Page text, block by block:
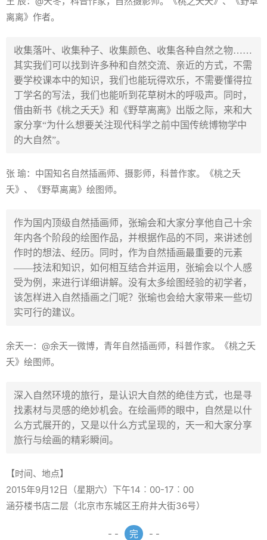
离离》作者。
收集落叶、收集种子、收集颜色、收集各种自然之物……
其实我们可以找到许多种和自然交流、亲近的方式，不需
要学校课本中的知识，我们也能玩得欢乐，不需要懂得拉
丁学名的写法，我们也能听到花草树木的呼吸声。同时，
借由新书《桃之夭夭》和《野草离离》出版之际，来和大
家分享“为什么想要关注现代科学之前中国传统博物学中
的大自然”。
张 瑜：中国知名自然插画师、摄影师，科普作家。《桃之夭
夭》、《野草离离》绘图师。
作为国内顶级自然插画师，张瑜会和大家分享他自己十余
年内各个阶段的绘图作品，并根据作品的不同，来讲述创
作时的想法、经历。同时，作为自然插画最重要的元素
——技法和知识，如何相互结合并运用，张瑜会以个人感
受为例，来进行详细讲解。没有太多绘图经验的初学者，
该怎样进入自然插画之门呢？张瑜也会给大家带来一些切
实可行的建议。
余天一：@余天一微博，青年自然插画师，科普作家。《桃之夭
夭》绘图师。
深入自然环境的旅行，是认识大自然的绝佳方式，也是寻
找素材与灵感的绝妙机会。在绘画师的眼中，自然是以什
么方式展开的，又是以什么方式呈现的，天一和大家分享
旅行与绘画的精彩瞬间。
【时间、地点】
2015年9月12日（星期六）下午14︰00-17︰00
涵芬楼书店二层（北京市东城区王府井大街36号）
- - 完 - -